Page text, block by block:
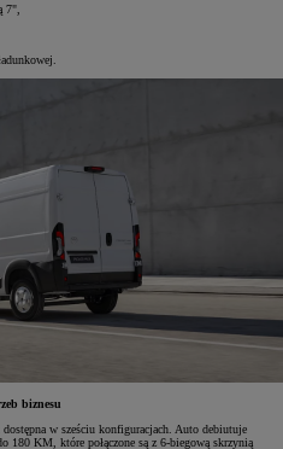
7",
biznesu
w sześciu konfiguracjach. Auto debiutuje
KM, które połączone są z 6-biegową skrzynią